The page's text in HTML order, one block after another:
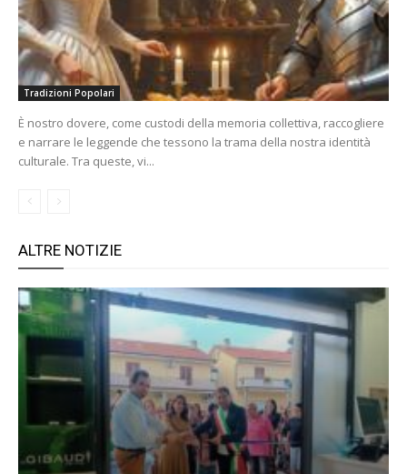
Tradizioni Popolari
È nostro dovere, come custodi della memoria collettiva, raccogliere
e narrare le leggende che tessono la trama della nostra identità
culturale. Tra queste, vi...
ALTRE NOTIZIE